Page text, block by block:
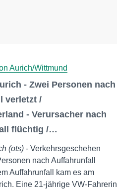
Aurich/Wittmund
- Zwei Personen nach
verletzt /
- Verursacher nach
flüchtig /…
(ots) - Verkehrsgeschehen
nach Auffahrunfall
Auffahrunfall kam es am
Eine 21-jährige VW-Fahrerin